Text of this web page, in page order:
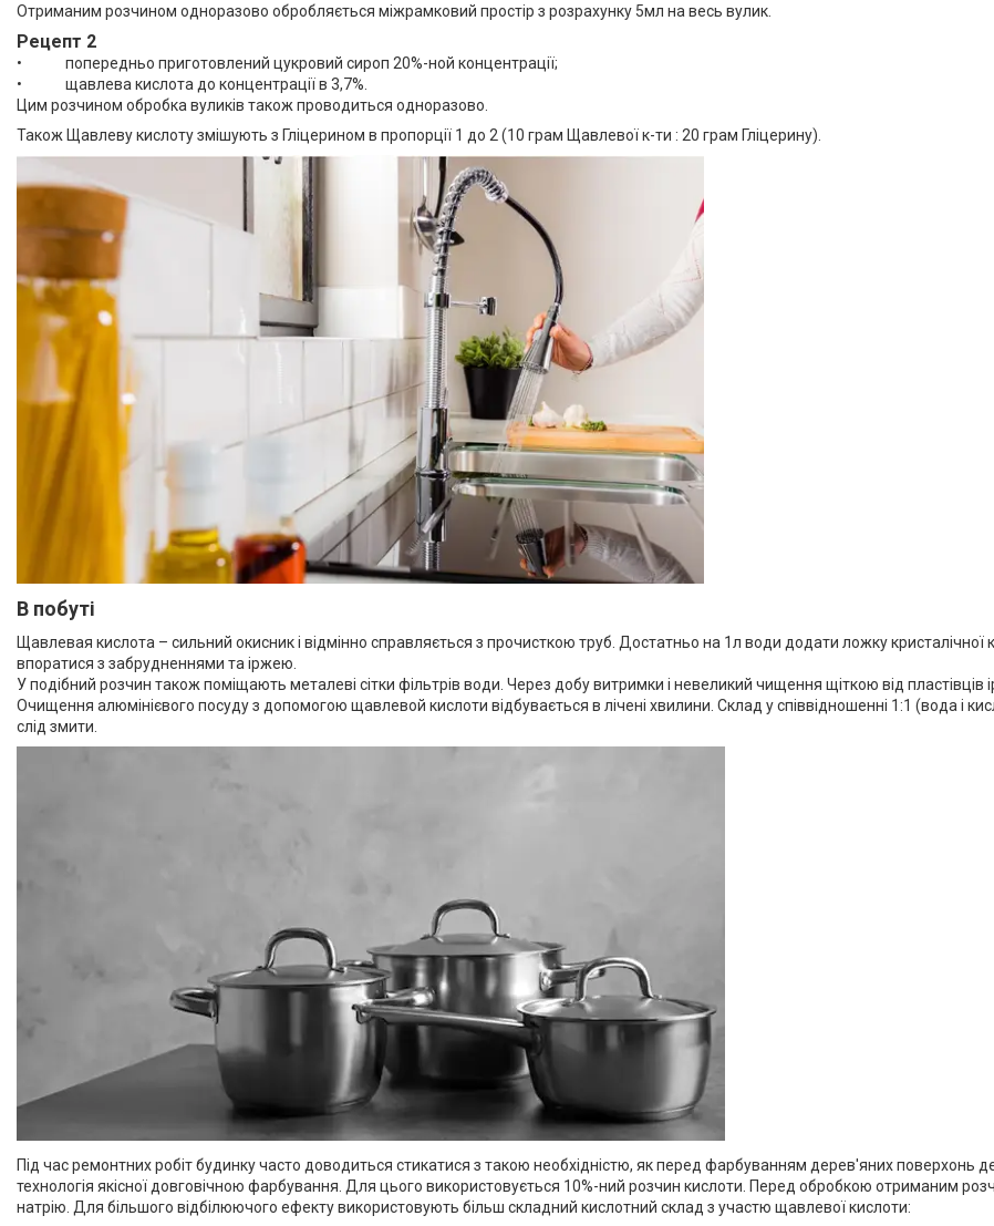
Отриманим розчином одноразово обробляється міжрамковий простір з розрахунку 5мл на весь вулик.
Рецепт 2
• попередньо приготовлений цукровий сироп 20%-ной концентрації;
• щавлева кислота до концентрації в 3,7%.
Цим розчином обробка вуликів також проводиться одноразово.
Також Щавлеву кислоту змішують з Гліцерином в пропорції 1 до 2 (10 грам Щавлевої к-ти : 20 грам Гліцерину).
В побуті
Щавлевая кислота – сильний окисник і відмінно справляється з прочисткою труб. Достатньо на 1л води додати ложку
впоратися з забрудненнями та іржею.
У подібний розчин також поміщають металеві сітки фільтрів води. Через добу витримки і невеликий чищення щіткою від пластівців
Очищення алюмінієвого посуду з допомогою щавлевой кислоти відбувається в лічені хвилини. Склад у співвідношенні 1:1 (вода і
слід змити.
Під час ремонтних робіт будинку часто доводиться стикатися з такою необхідністю, як перед фарбуванням дерев'яних поверхонь
технологія якісної довговічною фарбування. Для цього використовується 10%-ний розчин кислоти. Перед обробкою отриманим
натрію. Для більшого відбілюючого ефекту використовують більш складний кислотний склад з участю щавлевої кислоти: